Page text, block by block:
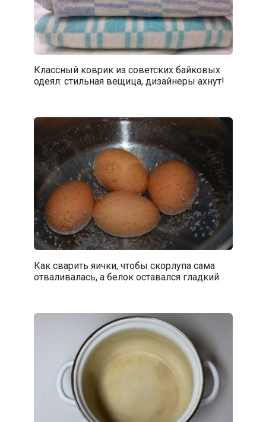
Классный коврик из советских байковых
одеял: стильная вещица, дизайнеры ахнут!
Как сварить яички, чтобы скорлупа сама
отваливалась, а белок оставался гладкий